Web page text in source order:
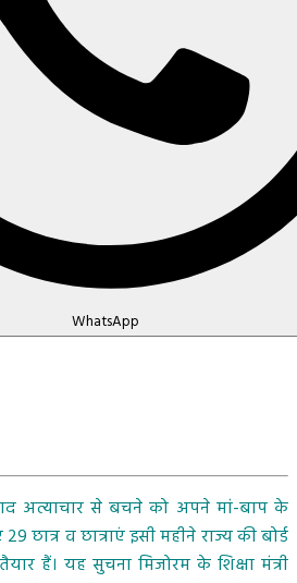
WhatsApp
अत्याचार से बचने को अपने मां-बाप के
व छात्राएं इसी महीने राज्य की बोर्ड
हैं। यह सुचना मिजोरम के शिक्षा मंत्री